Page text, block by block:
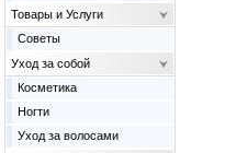
Товары и Услуги
Советы
Уход за собой
Косметика
Ногти
Уход за волосами